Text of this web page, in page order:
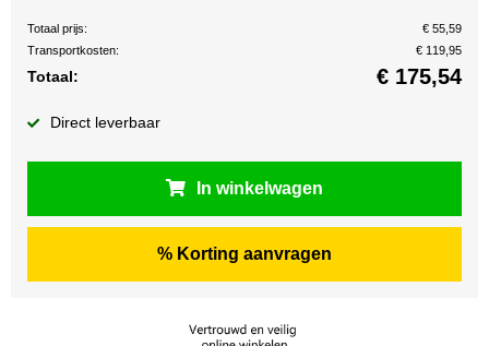
Totaal prijs:
€ 55,59
Transportkosten:
€ 119,95
Totaal: € 175,54
Direct leverbaar
In winkelwagen
% Korting aanvragen